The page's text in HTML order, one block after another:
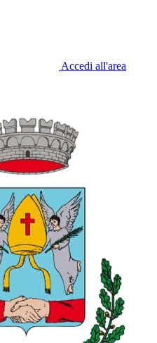
Accedi all'area